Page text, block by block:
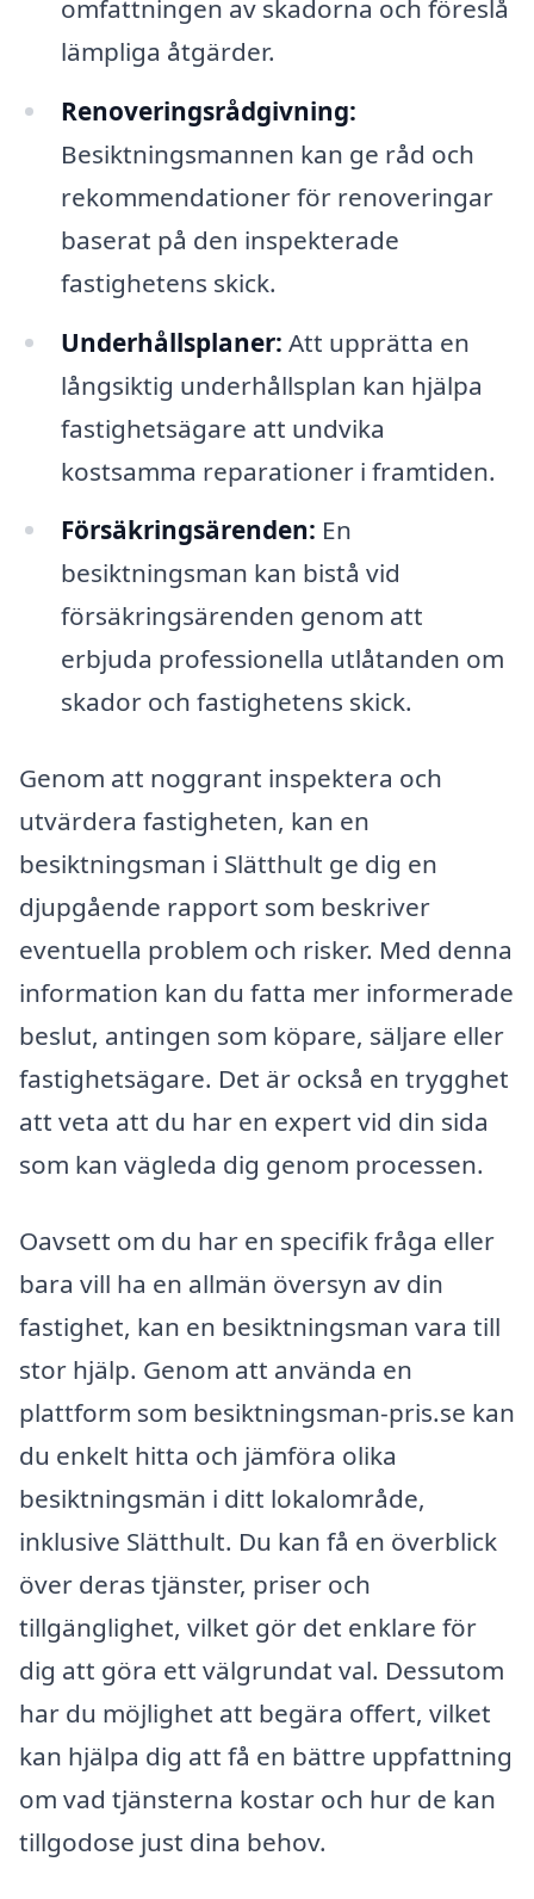
omfattningen av skadorna och föreslå
lämpliga åtgärder.
Renoveringsrådgivning:
Besiktningsmannen kan ge råd och
rekommendationer för renoveringar
baserat på den inspekterade
fastighetens skick.
Underhållsplaner: Att upprätta en
långsiktig underhållsplan kan hjälpa
fastighetsägare att undvika
kostsamma reparationer i framtiden.
Försäkringsärenden: En
besiktningsman kan bistå vid
försäkringsärenden genom att
erbjuda professionella utlåtanden om
skador och fastighetens skick.
Genom att noggrant inspektera och
utvärdera fastigheten, kan en
besiktningsman i Slätthult ge dig en
djupgående rapport som beskriver
eventuella problem och risker. Med denna
information kan du fatta mer informerade
beslut, antingen som köpare, säljare eller
fastighetsägare. Det är också en trygghet
att veta att du har en expert vid din sida
som kan vägleda dig genom processen.
Oavsett om du har en specifik fråga eller
bara vill ha en allmän översyn av din
fastighet, kan en besiktningsman vara till
stor hjälp. Genom att använda en
plattform som besiktningsman-pris.se kan
du enkelt hitta och jämföra olika
besiktningsmän i ditt lokalområde,
inklusive Slätthult. Du kan få en överblick
över deras tjänster, priser och
tillgänglighet, vilket gör det enklare för
dig att göra ett välgrundat val. Dessutom
har du möjlighet att begära offert, vilket
kan hjälpa dig att få en bättre uppfattning
om vad tjänsterna kostar och hur de kan
tillgodose just dina behov.